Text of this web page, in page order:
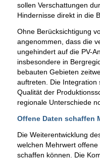
sollen Verschattungen
Hindernisse direkt in die
Ohne Berücksichtigung
angenommen, dass die
ungehindert auf die PV-
insbesondere in
bebauten Gebieten
auftreten. Die Integration
Qualität der
regionale Unterschiede
Offene Daten schaffen
Die Weiterentwicklung
welchen Mehrwert
schaffen können. Die